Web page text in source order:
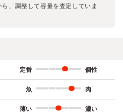
、調整して容量を査定していま
定番 個性
魚 肉
薄い 濃い